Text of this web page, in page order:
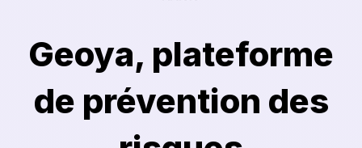
Qui sommes-nous ?
Geoya, plateforme
de prévention des